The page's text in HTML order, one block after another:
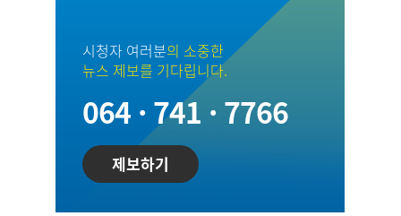
시청자 여러분의 소중한
뉴스 제보를 기다립니다.
064 · 741 · 7766
제보하기